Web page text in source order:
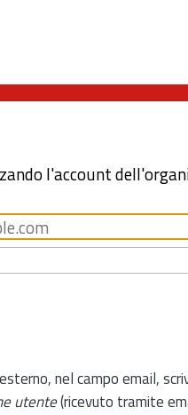
l'account
nel campo email,
utente(ricevuto tramite